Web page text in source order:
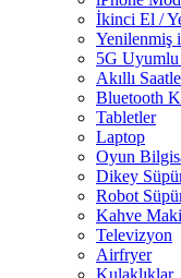
İkinci El /
Yenilenmiş
5G
Akıllı
Bluetooth
Tabletler
Laptop
Oyun
Dikey
Robot
Kahve
Televizyon
Airfryer
Kulaklıklar